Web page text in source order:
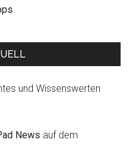
.
und Wissenswerten
News auf dem